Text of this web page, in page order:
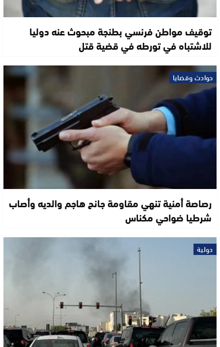
توقيف مواطن فرنسي بطنجة مبحوث عنه دوليا
للاشتباه في تورطه في قضية قتل
حوادث وقضايا
رصاصة أمنية تنهي مقاومة جانح هاجم والديه وأصاب
شرطيا ضواحي مكناس
دولية